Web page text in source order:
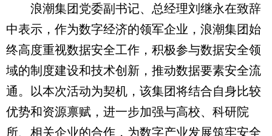
浪潮集团党委副书记、总经理刘继永在致辞
中表示，作为数字经济的领军企业，浪潮集团始
终高度重视数据安全工作，积极参与数据安全领
域的制度建设和技术创新，推动数据要素安全流
通。以本次活动为契机，该集团将结合自身比较
优势和资源禀赋，进一步加强与高校、科研院
所、相关企业的合作，为数字产业发展筑牢安全